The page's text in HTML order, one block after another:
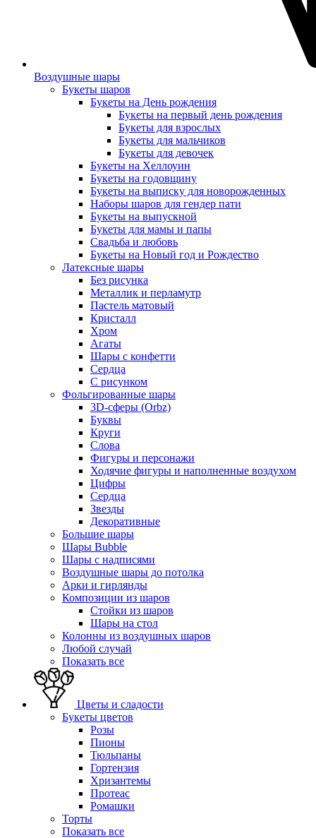
Воздушные шары
Букеты шаров
Букеты на День рождения
Букеты на первый день рождения
Букеты для взрослых
Букеты для мальчиков
Букеты для девочек
Букеты на Хеллоуин
Букеты на годовщину
Букеты на выписку для новорожденных
Наборы шаров для гендер пати
Букеты на выпускной
Букеты для мамы и папы
Свадьба и любовь
Букеты на Новый год и Рождество
Латексные шары
Без рисунка
Металлик и перламутр
Пастель матовый
Кристалл
Хром
Агаты
Шары с конфетти
Сердца
С рисунком
Фольгированные шары
3D-сферы (Orbz)
Буквы
Круги
Слова
Фигуры и персонажи
Ходячие фигуры и наполненные воздухом
Цифры
Сердца
Звезды
Декоративные
Большие шары
Шары Bubble
Шары с надписями
Воздушные шары до потолка
Арки и гирлянды
Композиции из шаров
Стойки из шаров
Шары на стол
Колонны из воздушных шаров
Любой случай
Показать все
Цветы и сладости
Букеты цветов
Розы
Пионы
Тюльпаны
Гортензия
Хризантемы
Протеас
Ромашки
Торты
Показать все